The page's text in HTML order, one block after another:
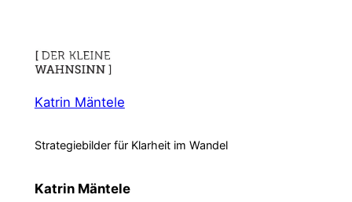
Katrin Mäntele
Strategiebilder für Klarheit im Wandel
Katrin Mäntele